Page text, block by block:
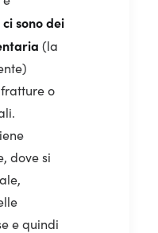
sono dei
(la
o
dove si
e quindi